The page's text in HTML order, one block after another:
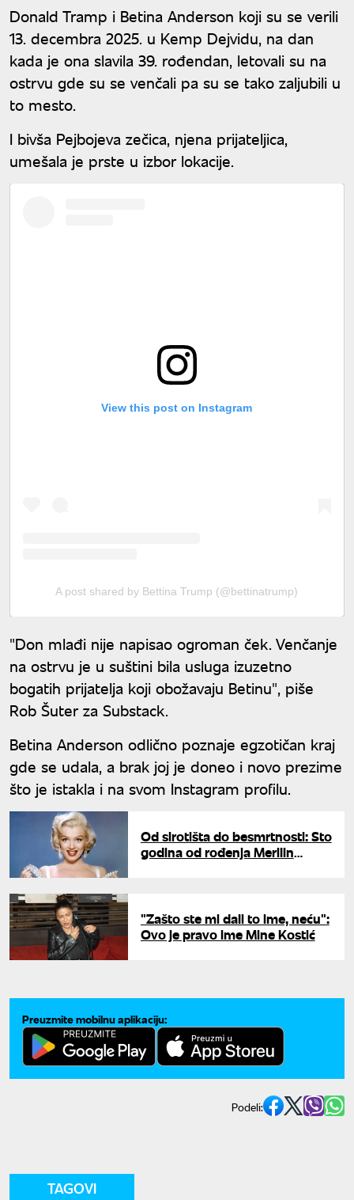
Donald Tramp i Betina Anderson koji su se verili
13. decembra 2025. u Kemp Dejvidu, na dan
kada je ona slavila 39. rođendan, letovali su na
ostrvu gde su se venčali pa su se tako zaljubili u
to mesto.
I bivša Pejbojeva zečica, njena prijateljica,
umešala je prste u izbor lokacije.
View this post on Instagram
A post shared by Bettina Trump (@bettinatrump)
"Don mlađi nije napisao ogroman ček. Venčanje
na ostrvu je u suštini bila usluga izuzetno
bogatih prijatelja koji obožavaju Betinu", piše
Rob Šuter za Substack.
Betina Anderson odlično poznaje egzotičan kraj
gde se udala, a brak joj je doneo i novo prezime
što je istakla i na svom Instagram profilu.
Od sirotišta do besmrtnosti: Sto
godina od rođenja Merilin
"Zašto ste mi dali to ime, neću":
Ovo je pravo ime Mine Kostić
Preuzmite mobilnu aplikaciju:
Podeli:
TAGOVI